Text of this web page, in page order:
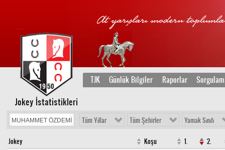
TJK Günlük Bilgiler Raporlar
Jokey İstatistikleri
Tüm Yıllar Tüm Şehirler Yamak Sınıfı
Jokey Koşu 1. 2.